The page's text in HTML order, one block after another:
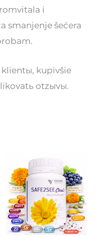
i
smanjenje šećera
kupivšie
otzыvы.